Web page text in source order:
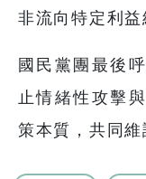
非流向特定利益
國民黨團最後
止情緒性攻擊
策本質，共同維